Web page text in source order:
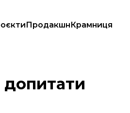
ПродакшнКрамниця
допитати